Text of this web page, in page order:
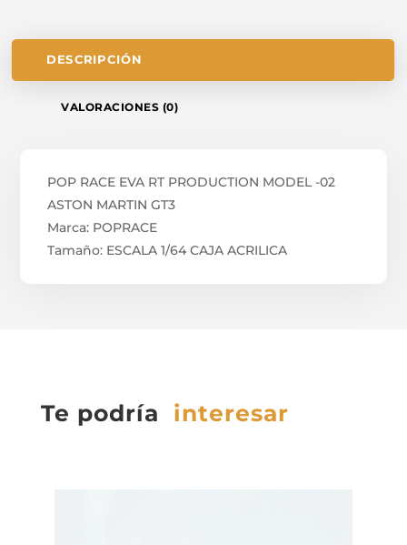
DESCRIPCIÓN
VALORACIONES (0)
POP RACE EVA RT PRODUCTION MODEL -02
ASTON MARTIN GT3
Marca: POPRACE
Tamaño: ESCALA 1/64 CAJA ACRILICA
Te podría interesar